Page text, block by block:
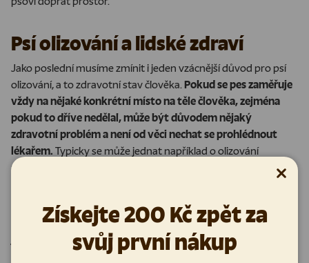
Psí olizování a lidské zdraví
Jako poslední musíme zmínit i jeden vzácnější důvod pro psí
olizování, a to zdravotní stav člověka.Pokud se pes zaměřuje
vždy na nějaké konkrétní místo na těle člověka, zejména
pokud to dříve nedělal, může být důvodem nějaký
zdravotní problém a není od věci nechat se prohlédnout
lékařem. Typicky se může jednat například o olizování
znaménka na kůži.
Někteří psi mají sklony olizovat i různá drobná kožní poranění
svého majitele.Nedá se však jednoznačně říci, že psí sliny
Obsahují sice enzym lysozym, který je
antibakteriální a také histatin, který pomáhá k regeneraci
Získejte 200 Kč zpět za
svůj první nákup